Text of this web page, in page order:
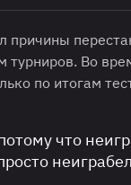
причины
турниров. Во
по итогам
что